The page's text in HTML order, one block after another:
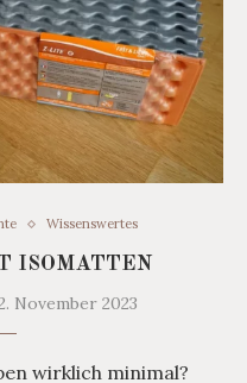
Wissenswertes
ISOMATTEN
November 2023
wirklich minimal?